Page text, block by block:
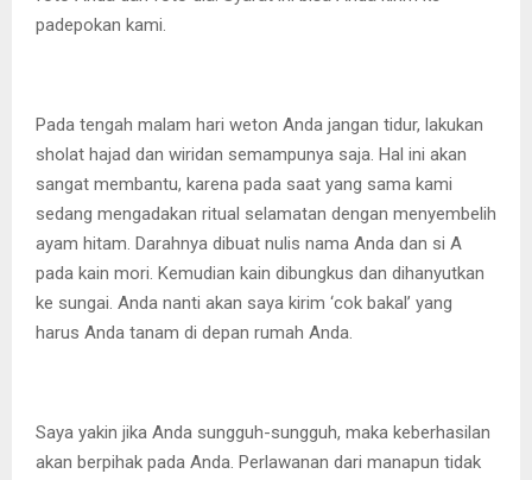
padepokan kami.
Pada tengah malam hari weton Anda jangan tidur, lakukan
sholat hajad dan wiridan semampunya saja. Hal ini akan
sangat membantu, karena pada saat yang sama kami
sedang mengadakan ritual selamatan dengan menyembelih
ayam hitam. Darahnya dibuat nulis nama Anda dan si A
pada kain mori. Kemudian kain dibungkus dan dihanyutkan
ke sungai. Anda nanti akan saya kirim ‘cok bakal’ yang
harus Anda tanam di depan rumah Anda.
Saya yakin jika Anda sungguh-sungguh, maka keberhasilan
akan berpihak pada Anda. Perlawanan dari manapun tidak